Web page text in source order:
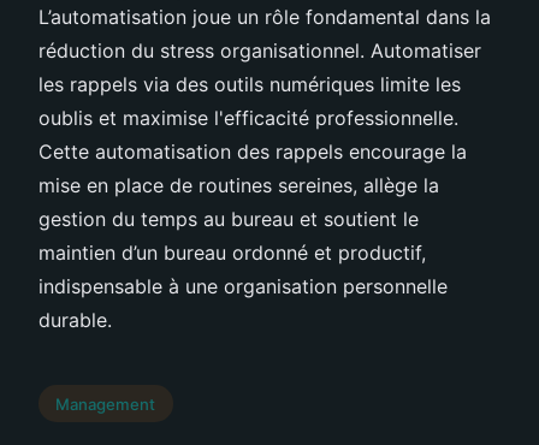
L’automatisation joue un rôle fondamental dans la
réduction du stress organisationnel. Automatiser
les rappels via des outils numériques limite les
oublis et maximise l'efficacité professionnelle.
Cette automatisation des rappels encourage la
mise en place de routines sereines, allège la
gestion du temps au bureau et soutient le
maintien d’un bureau ordonné et productif,
indispensable à une organisation personnelle
durable.
Management